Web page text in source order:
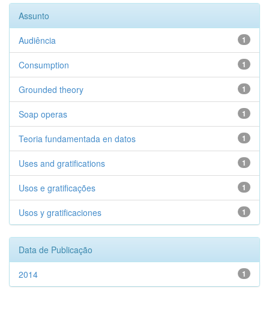
Assunto
1
Audiência
1
Consumption
1
Grounded theory
1
Soap operas
1
Teoria fundamentada en datos
1
Uses and gratifications
1
Usos e gratificações
1
Usos y gratificaciones
Data de Publicação
1
2014